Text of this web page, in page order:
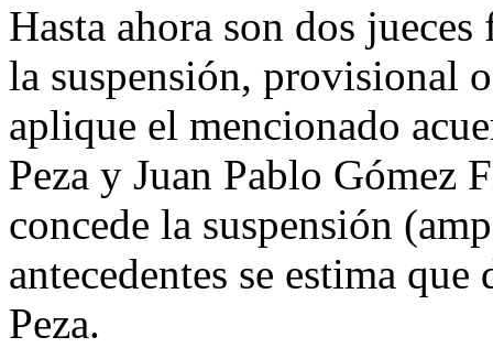
Hasta ahora son dos
la suspensión, provisional
aplique el mencionado
Peza y Juan Pablo Gómez
concede la suspensión
antecedentes se estima
Peza.